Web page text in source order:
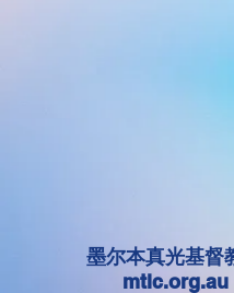
墨尔本真光基督
mtlc.org.au